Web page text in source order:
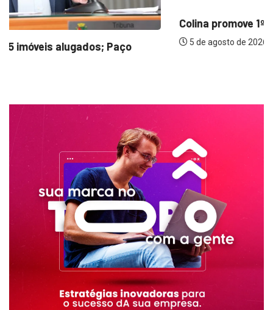
Colina promove 1º Fórum de Turismo para...
5 de agosto de 2026